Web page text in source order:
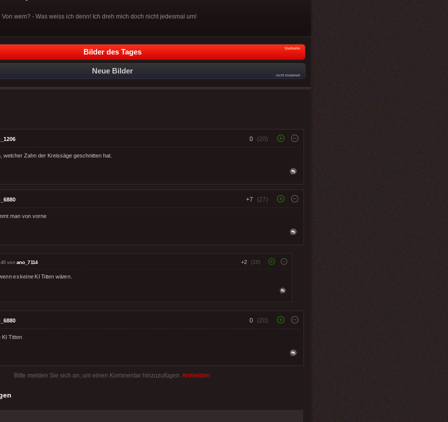
wem? - Was weiss ich denn! Ich dreh mich doch nicht jedesmal um!
Bilder des Tages Startseite
Neue Bilder
nicht moderiert
0 (20)
welcher Zahn der Kreissäge geschnitten hat.
+7 (27)
man von vorne
von ano_7114 +2 (18)
es keine KI Titten wären.
0 (20)
KI Titten
Bitte melden Sie sich an, um einen Kommentar hinzuzufügen. Anmelden